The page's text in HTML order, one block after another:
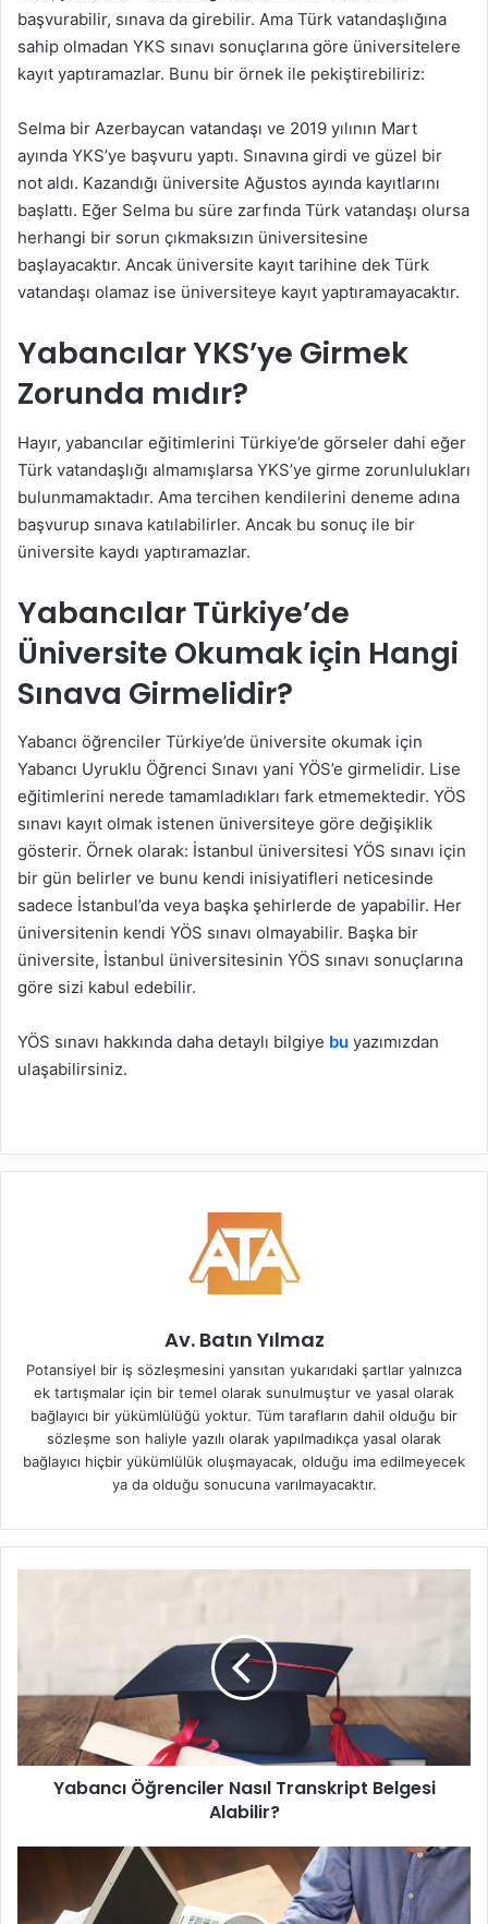
başvurabilir, sınava da girebilir. Ama Türk vatandaşlığına
sahip olmadan YKS sınavı sonuçlarına göre üniversitelere
kayıt yaptıramazlar. Bunu bir örnek ile pekiştirebiliriz:
Selma bir Azerbaycan vatandaşı ve 2019 yılının Mart
ayında YKS’ye başvuru yaptı. Sınavına girdi ve güzel bir
not aldı. Kazandığı üniversite Ağustos ayında kayıtlarını
başlattı. Eğer Selma bu süre zarfında Türk vatandaşı olursa
herhangi bir sorun çıkmaksızın üniversitesine
başlayacaktır. Ancak üniversite kayıt tarihine dek Türk
vatandaşı olamaz ise üniversiteye kayıt yaptıramayacaktır.
Yabancılar YKS’ye Girmek
Zorunda mıdır?
Hayır, yabancılar eğitimlerini Türkiye’de görseler dahi eğer
Türk vatandaşlığı almamışlarsa YKS’ye girme zorunlulukları
bulunmamaktadır. Ama tercihen kendilerini deneme adına
başvurup sınava katılabilirler. Ancak bu sonuç ile bir
üniversite kaydı yaptıramazlar.
Yabancılar Türkiye’de
Üniversite Okumak için Hangi
Sınava Girmelidir?
Yabancı öğrenciler Türkiye’de üniversite okumak için
Yabancı Uyruklu Öğrenci Sınavı yani YÖS’e girmelidir. Lise
eğitimlerini nerede tamamladıkları fark etmemektedir. YÖS
sınavı kayıt olmak istenen üniversiteye göre değişiklik
gösterir. Örnek olarak: İstanbul üniversitesi YÖS sınavı için
bir gün belirler ve bunu kendi inisiyatifleri neticesinde
sadece İstanbul’da veya başka şehirlerde de yapabilir. Her
üniversitenin kendi YÖS sınavı olmayabilir. Başka bir
üniversite, İstanbul üniversitesinin YÖS sınavı sonuçlarına
göre sizi kabul edebilir.
YÖS sınavı hakkında daha detaylı bilgiye bu yazımızdan
ulaşabilirsiniz.
Av. Batın Yılmaz
Potansiyel bir iş sözleşmesini yansıtan yukarıdaki şartlar yalnızca
ek tartışmalar için bir temel olarak sunulmuştur ve yasal olarak
bağlayıcı bir yükümlülüğü yoktur. Tüm tarafların dahil olduğu bir
sözleşme son haliyle yazılı olarak yapılmadıkça yasal olarak
bağlayıcı hiçbir yükümlülük oluşmayacak, olduğu ima edilmeyecek
ya da olduğu sonucuna varılmayacaktır.
n
c
ı
Ö
ğ
Yabancı Öğrenciler Nasıl Transkript Belgesi
Alabilir?